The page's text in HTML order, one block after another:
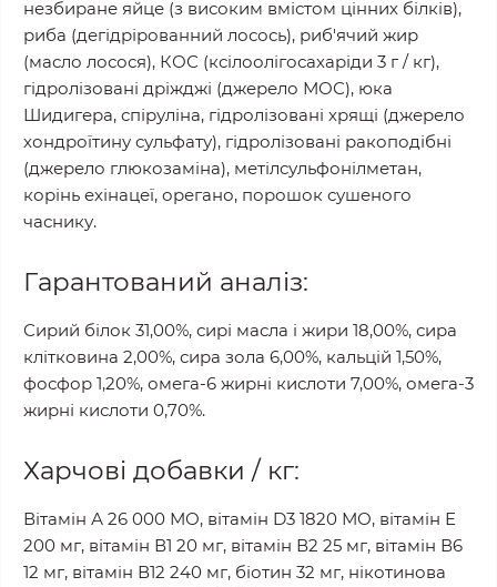
незбиране яйце (з високим вмістом цінних білків),
риба (дегідрірованний лосось), риб'ячий жир
(масло лосося), КОС (ксілоолігосахаріди 3 г / кг),
гідролізовані дріжджі (джерело МОС), юка
Шидигера, спіруліна, гідролізовані хрящі (джерело
хондроїтину сульфату), гідролізовані ракоподібні
(джерело глюкозаміна), метілсульфонілметан,
корінь ехінацеї, орегано, порошок сушеного
часнику.
Гарантований аналіз:
Сирий білок 31,00%, сирі масла і жири 18,00%, сира
клітковина 2,00%, сира зола 6,00%, кальцій 1,50%,
фосфор 1,20%, омега-6 жирні кислоти 7,00%, омега-3
жирні кислоти 0,70%.
Харчові добавки / кг:
Вітамін А 26 000 МО, вітамін D3 1820 МО, вітамін Е
200 мг, вітамін В1 20 мг, вітамін В2 25 мг, вітамін В6
12 мг, вітамін В12 240 мг, біотин 32 мг, нікотинова